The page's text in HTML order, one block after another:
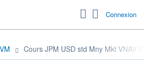
Connexion
Cours JPM USD std Mny Mkt VNAV